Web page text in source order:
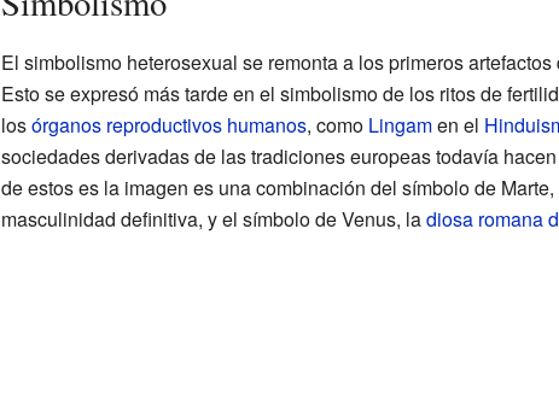
El simbolismo heterosexual se remonta a los primeros
Esto se expresó más tarde en el simbolismo de los ritos de
losórganos reproductivos humanos, como Lingamen el
sociedades derivadas de las tradiciones europeas todavía
de estos es la imagen es una combinación del símbolo de Marte,
masculinidad definitiva, y el símbolo de Venus, ladiosa romana